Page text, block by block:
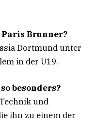
Brunner?
Dortmund unter
in der U19.
besonders?
und
ihn zu einem der